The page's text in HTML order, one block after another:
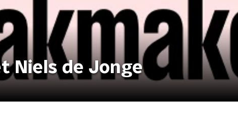
Niels de Jonge